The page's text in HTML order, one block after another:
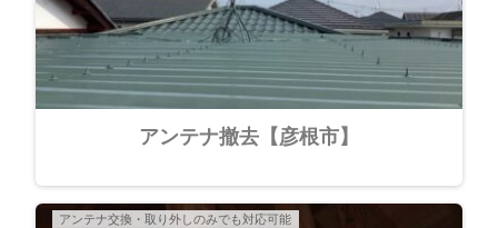
アンテナ撤去【彦根市】
アンテナ交換・取り外しのみでも対応可能